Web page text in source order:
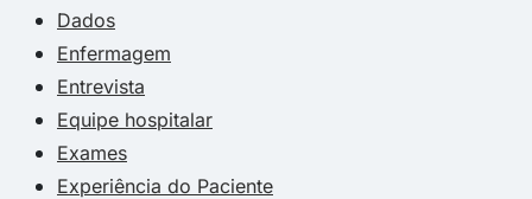
Dados
Enfermagem
Entrevista
Equipe hospitalar
Exames
Experiência do Paciente